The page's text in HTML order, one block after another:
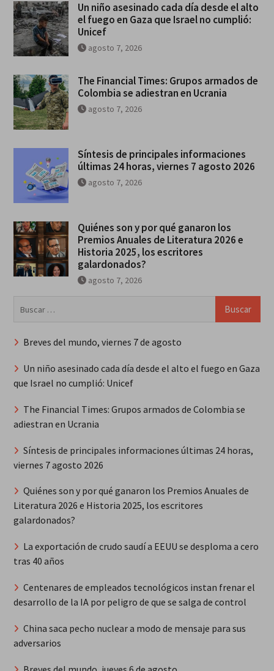
Un niño asesinado cada día desde el alto
el fuego en Gaza que Israel no cumplió:
Unicef
agosto 7, 2026
The Financial Times: Grupos armados de
Colombia se adiestran en Ucrania
agosto 7, 2026
Síntesis de principales informaciones
últimas 24 horas, viernes 7 agosto 2026
agosto 7, 2026
Quiénes son y por qué ganaron los
Premios Anuales de Literatura 2026 e
Historia 2025, los escritores
galardonados?
agosto 7, 2026
Breves del mundo, viernes 7 de agosto
Un niño asesinado cada día desde el alto el fuego en Gaza
que Israel no cumplió: Unicef
The Financial Times: Grupos armados de Colombia se
adiestran en Ucrania
Síntesis de principales informaciones últimas 24 horas,
viernes 7 agosto 2026
Quiénes son y por qué ganaron los Premios Anuales de
Literatura 2026 e Historia 2025, los escritores
galardonados?
La exportación de crudo saudí a EEUU se desploma a cero
tras 40 años
Centenares de empleados tecnológicos instan frenar el
desarrollo de la IA por peligro de que se salga de control
China saca pecho nuclear a modo de mensaje para sus
adversarios